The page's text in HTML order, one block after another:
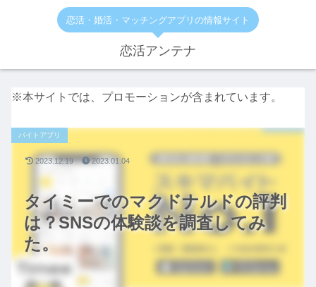
恋活・婚活・マッチングアプリの情報サイト
恋活アンテナ
※本サイトでは、プロモーションが含まれています。
タイミーでのマクドナルドの評判
は？SNSの体験談を調査してみ
た。
バイトアプリ
2023.12.19 2023.01.04